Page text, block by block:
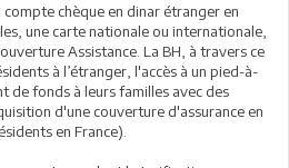
chèque en dinar étranger en
une carte nationale ou internationale,
Assistance. La BH, à travers ce
à l’étranger, l'accès à un pied-à-
de fonds à leurs familles avec des
d'une couverture d'assurance en
en France).